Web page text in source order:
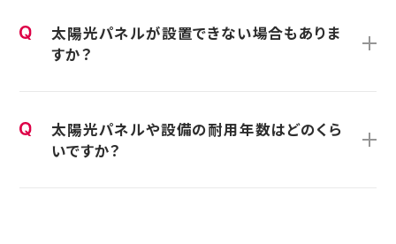
太陽光パネルが設置できない場合もありま
すか？
太陽光パネルや設備の耐用年数はどのくら
いですか？